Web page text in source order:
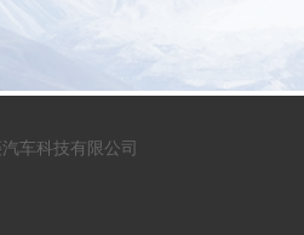
车科技有限公司